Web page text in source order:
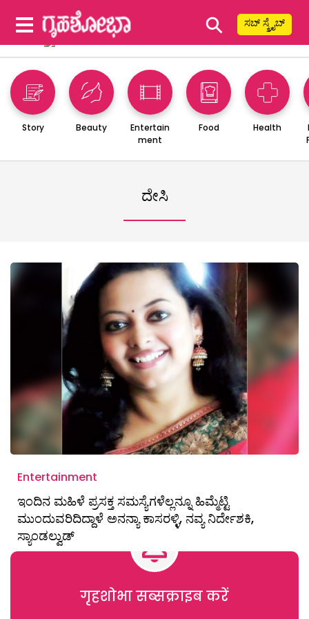
⚲ ಸಬ್ ಸ್ಕ್ರೈಬ್
Story Beauty
Entertain
ment
Food Health
ದೇಸಿ
Entertainment
ಇಂದಿನ ಮಹಿಳೆ ಪ್ರಸಕ್ತ ಸಮಸ್ಯೆಗಳೆಲ್ಲನ್ನೂ ಹಿಮ್ಮೆಟ್ಟಿ
ಮುಂದುವರಿದಿದ್ದಾಳೆ ಅನನ್ಯಾ ಕಾಸರಳ್ಳಿ, ನವ್ಯ ನಿರ್ದೇಶಕಿ,
ಸ್ಯಾಂಡಲ್ವುಡ್
गृहशोभा सब्सक्राइब करें